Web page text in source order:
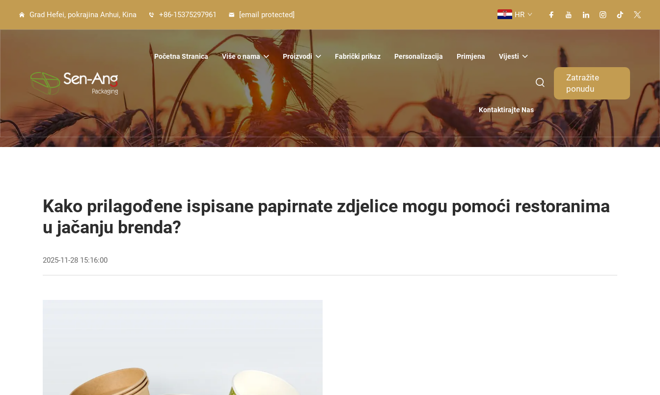
Grad Hefei, pokrajina Anhui, Kina +86-15375297961 [email protected] HR
Početna Stranica Više o nama Proizvodi Fabrički prikaz Personalizacija Primjena Vijesti
Kontaktirajte Nas
Zatražite
ponudu
Kako prilagođene ispisane papirnate zdjelice mogu pomoći restoranima
u jačanju brenda?
2025-11-28 15:16:00